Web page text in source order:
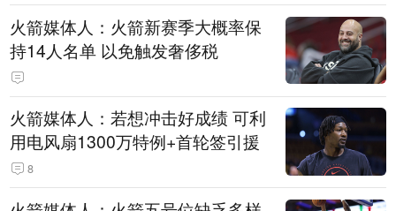
火箭媒体人：火箭新赛季大概率保
持14人名单 以免触发奢侈税
火箭媒体人：若想冲击好成绩 可利
用电风扇1300万特例+首轮签引援
8